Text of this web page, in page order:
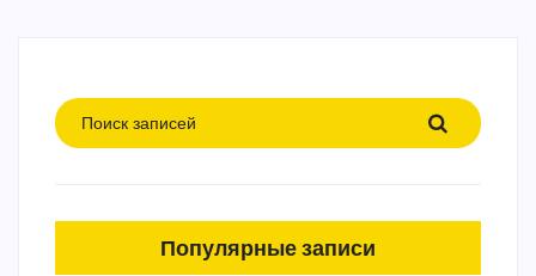
Популярные записи